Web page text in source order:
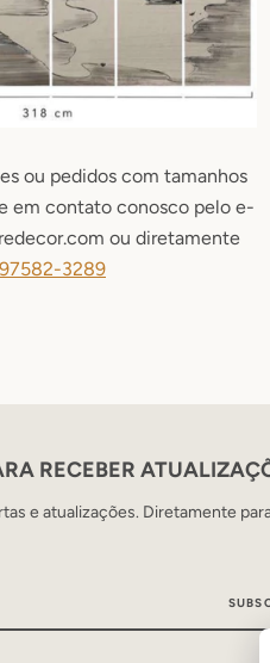
ou pedidos com tamanhos
em contato conosco pelo e-
ou diretamente
7582-3289
RECEBER
e atualizações. Diretamente